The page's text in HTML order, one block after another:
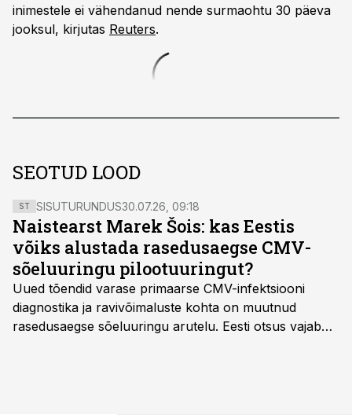
inimestele ei vähendanud nende surmaohtu 30 päeva
jooksul, kirjutas Reuters.
SEOTUD LOOD
ST SISUTURUNDUS30.07.26, 09:18
Naistearst Marek Šois: kas Eestis
võiks alustada rasedusaegse CMV-
sõeluuringu pilootuuringut?
Uued tõendid varase primaarse CMV-infektsiooni
diagnostika ja ravivõimaluste kohta on muutnud
rasedusaegse sõeluuringu arutelu. Eesti otsus vajab